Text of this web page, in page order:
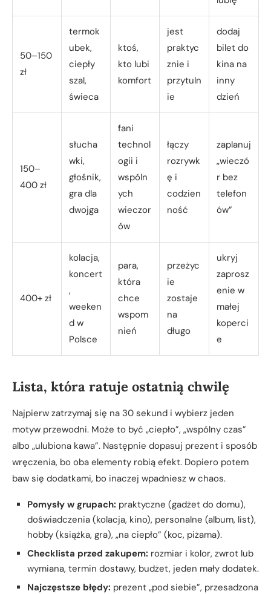
50–150
zł
termok
ubek,
ciepły
szal,
świeca
ktoś,
kto lubi
komfort
jest
praktyc
znie i
przytuln
ie
dodaj
bilet do
kina na
inny
dzień
150–
400 zł
słucha
wki,
głośnik,
gra dla
dwojga
fani
technol
ogii i
wspóln
ych
wieczor
ów
łączy
rozrywk
ę i
codzien
ność
zaplanuj
„wieczó
r bez
telefon
ów”
400+ zł
kolacja,
koncert
,
weeken
d w
Polsce
para,
która
chce
wspom
nień
przeżyc
ie
zostaje
na
długo
ukryj
zaprosz
enie w
małej
koperci
e
Lista, która ratuje ostatnią chwilę
Najpierw zatrzymaj się na 30 sekund i wybierz jeden
motyw przewodni. Może to być „ciepło”, „wspólny czas”
albo „ulubiona kawa”. Następnie dopasuj prezent i sposób
wręczenia, bo oba elementy robią efekt. Dopiero potem
baw się dodatkami, bo inaczej wpadniesz w chaos.
Pomysły w grupach: praktyczne (gadżet do domu),
doświadczenia (kolacja, kino), personalne (album, list),
hobby (książka, gra), „na ciepło” (koc, piżama).
Checklista przed zakupem: rozmiar i kolor, zwrot lub
wymiana, termin dostawy, budżet, jeden mały dodatek.
Najczęstsze błędy: prezent „pod siebie”, przesadzona